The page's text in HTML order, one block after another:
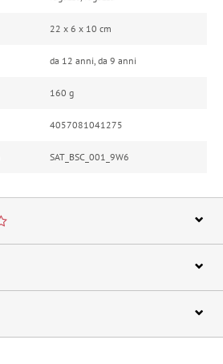
22 x 6 x 10 cm
da 12 anni, da 9 anni
160 g
4057081041275
SAT_BSC_001_9W6